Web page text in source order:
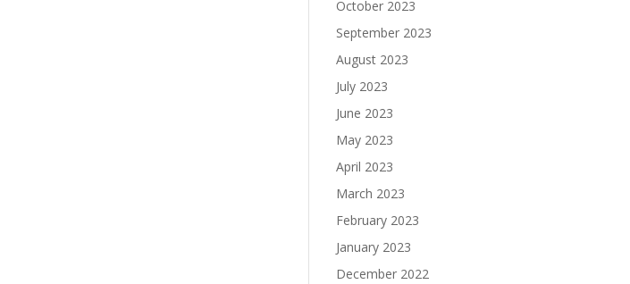
October 2023
September 2023
August 2023
July 2023
June 2023
May 2023
April 2023
March 2023
February 2023
January 2023
December 2022